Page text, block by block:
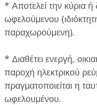
* Αποτελεί την κύρια ή
ωφελούμενου
παραχωρούμενη).
* Διαθέτει ενεργή,
παροχή ηλεκτρικού
πραγματοποιείται η
ωφελουμένου.